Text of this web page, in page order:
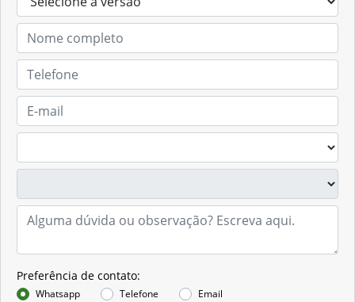
Preferência de contato:
Whatsapp Telefone Email